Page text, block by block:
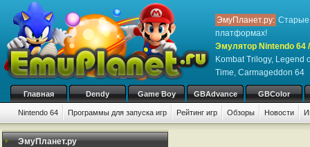
ЭмуПланет.ру: Старые
платформах!
Эмулятор Nintendo 64
Kombat Trilogy, Legend
Time, Carmageddon 64
Главная Dendy Game Boy GBAdvance GBColor
Nintendo 64 Программы для запуска игр Рейтинг игр Обзоры Новости
ЭмуПланет.ру